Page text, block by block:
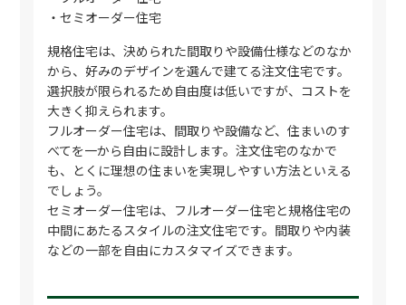
・セミオーダー住宅
規格住宅は、決められた間取りや設備仕様などのなか
から、好みのデザインを選んで建てる注文住宅です。
選択肢が限られるため自由度は低いですが、コストを
大きく抑えられます。
フルオーダー住宅は、間取りや設備など、住まいのす
べてを一から自由に設計します。注文住宅のなかで
も、とくに理想の住まいを実現しやすい方法といえる
でしょう。
セミオーダー住宅は、フルオーダー住宅と規格住宅の
中間にあたるスタイルの注文住宅です。間取りや内装
などの一部を自由にカスタマイズできます。